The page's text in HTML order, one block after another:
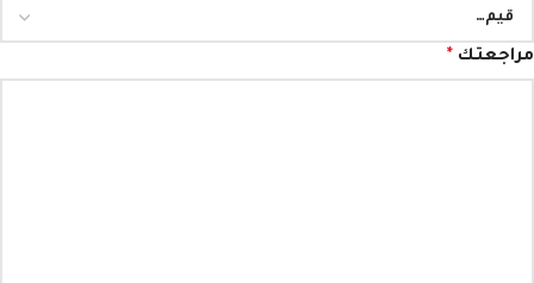
مراجعتك *